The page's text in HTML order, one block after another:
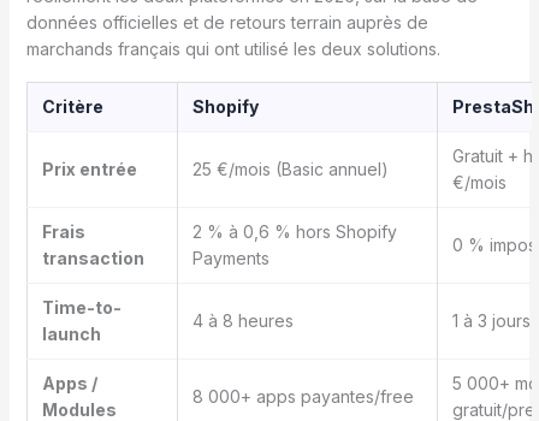
données officielles et de retours terrain auprès de
marchands français qui ont utilisé les deux solutions.
Critère Shopify
Prix entrée 25 €/mois (Basic annuel)
Gratuit +
€/mois
Frais
transaction
2 % à 0,6 % hors Shopify
Payments
0 %
Time-to-
launch
4 à 8 heures 1 à 3 jours
Apps /
Modules
8 000+ apps payantes/free
5 000+
gratuit/